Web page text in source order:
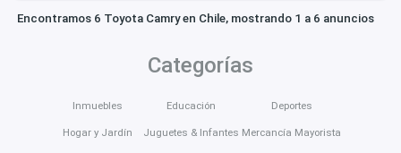
Encontramos 6 Toyota Camry en Chile, mostrando 1 a 6 anuncios
Categorías
Inmuebles
Hogar y Jardín
Educación
Juguetes & Infantes
Deportes
Mercancía Mayorista